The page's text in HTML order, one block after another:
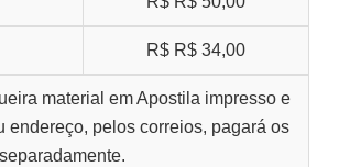
R$ R$ 34,00
material em Apostila impresso e
endereço, pelos correios, pagará os